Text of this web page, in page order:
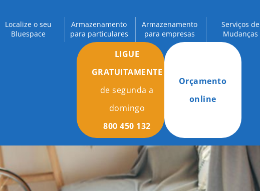
Localize o seu
Bluespace
Armazenamento
para particulares
Armazenamento
para empresas
Serviços de
Mudanças
LIGUE
GRATUITAMENTE
de segunda a
domingo
800 450 132
Orçamento
online